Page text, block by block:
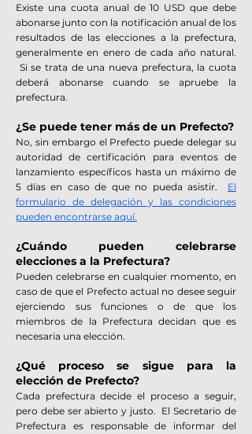
Existe una cuota anual de 10 USD que debe
abonarse junto con la notificación anual de los
resultados de las elecciones a la prefectura,
generalmente en enero de cada año natural.
Si se trata de una nueva prefectura, la cuota
deberá abonarse cuando se apruebe la
prefectura.
¿Se puede tener más de un Prefecto?
No, sin embargo el Prefecto puede delegar su
autoridad de certificación para eventos de
lanzamiento específicos hasta un máximo de
5 días en caso de que no pueda asistir. El
formulario de delegación y las condiciones
pueden encontrarse aquí.
¿Cuándo pueden celebrarse
elecciones a la Prefectura?
Pueden celebrarse en cualquier momento, en
caso de que el Prefecto actual no desee seguir
ejerciendo sus funciones o de que los
miembros de la Prefectura decidan que es
necesaria una elección.
¿Qué proceso se sigue para la
elección de Prefecto?
Cada prefectura decide el proceso a seguir,
pero debe ser abierto y justo. El Secretario de
Prefectura es responsable de informar del